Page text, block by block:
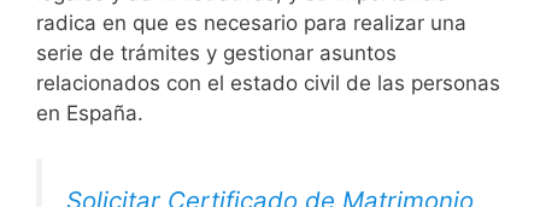
radica en que es necesario para realizar una
serie de trámites y gestionar asuntos
relacionados con el estado civil de las personas
en España.
Solicitar Certificado de Matrimonio